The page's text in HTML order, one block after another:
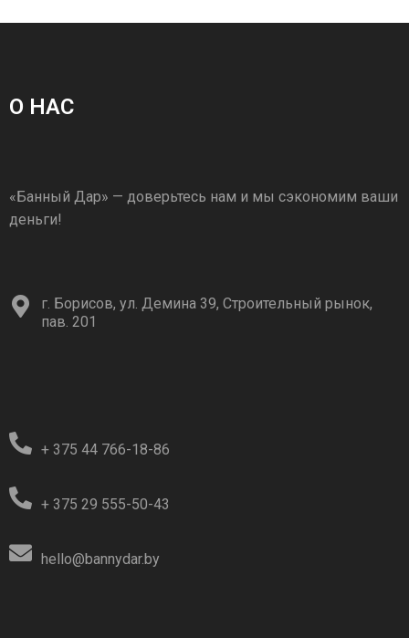
О НАС
«Банный Дар» — доверьтесь нам и мы сэкономим ваши
деньги!
г. Борисов, ул. Демина 39, Строительный рынок,
пав. 201
+ 375 44 766-18-86
+ 375 29 555-50-43
hello@bannydar.by